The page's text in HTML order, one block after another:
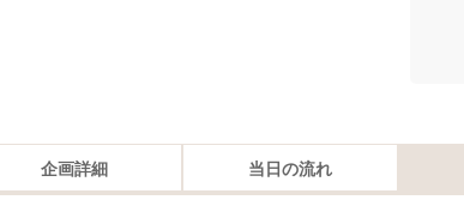
企画詳細 当日の流れ